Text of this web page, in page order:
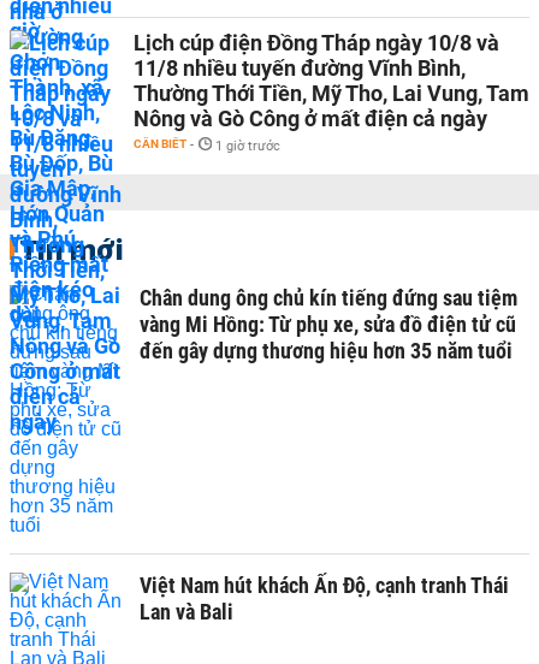
Lịch cúp điện Đồng Tháp ngày 10/8 và
11/8 nhiều tuyến đường Vĩnh Bình,
Thường Thới Tiền, Mỹ Tho, Lai Vung, Tam
Nông và Gò Công ở mất điện cả ngày
CẦN BIẾT - 1 giờ trước
Tin mới
Chân dung ông chủ kín tiếng đứng sau tiệm
vàng Mi Hồng: Từ phụ xe, sửa đồ điện tử cũ
đến gây dựng thương hiệu hơn 35 năm tuổi
Việt Nam hút khách Ấn Độ, cạnh tranh Thái
Lan và Bali